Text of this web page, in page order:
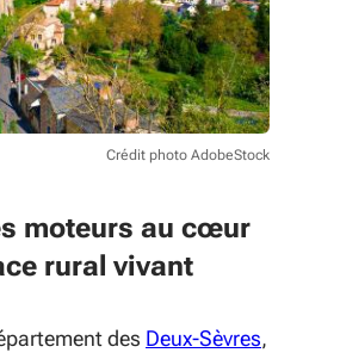
Crédit photo AdobeStock
moteurs au cœur
rural vivant
des Deux-Sèvres,